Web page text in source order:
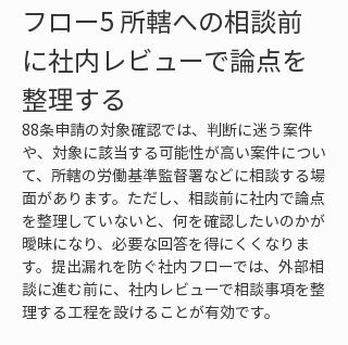
フロー5 所轄への相談前
に社内レビューで論点を
整理する
88条申請の対象確認では、判断に迷う案件
や、対象に該当する可能性が高い案件につい
て、所轄の労働基準監督署などに相談する場
面があります。ただし、相談前に社内で論点
を整理していないと、何を確認したいのかが
曖昧になり、必要な回答を得にくくなりま
す。提出漏れを防ぐ社内フローでは、外部相
談に進む前に、社内レビューで相談事項を整
理する工程を設けることが有効です。